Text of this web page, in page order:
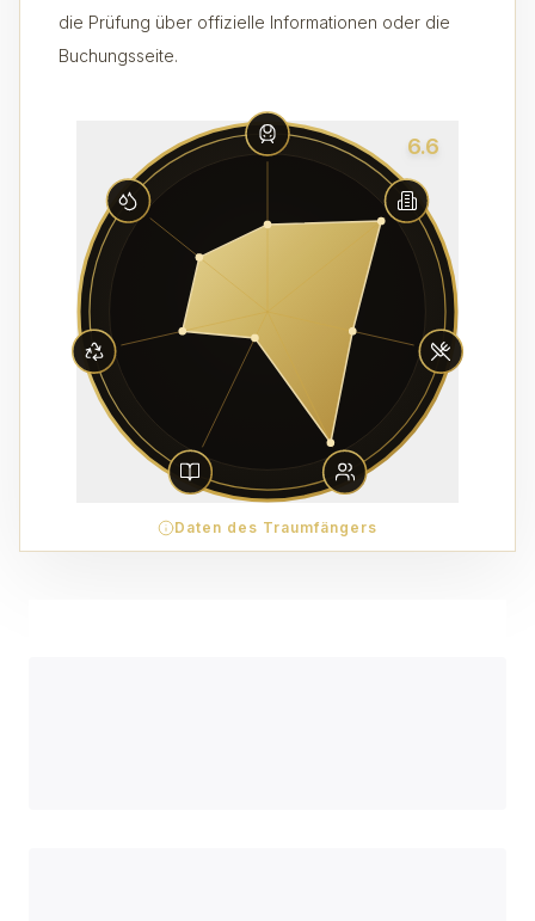
die Prüfung über offizielle Informationen oder die
Buchungsseite.
6.6
Daten des Traumfängers